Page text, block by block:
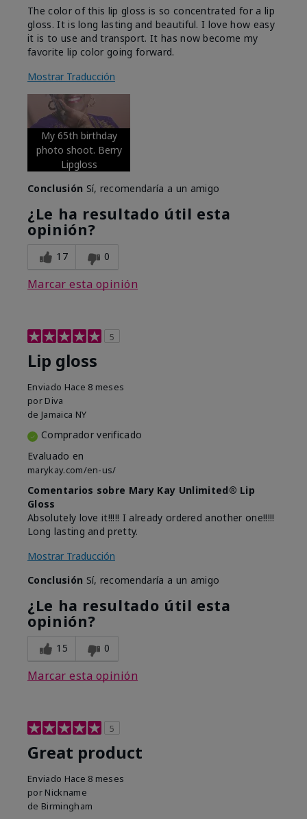
The color of this lip gloss is so concentrated for a lip
gloss. It is long lasting and beautiful. I love how easy
it is to use and transport. It has now become my
favorite lip color going forward.
Mostrar Traducción
My 65th birthday
photo shoot. Berry
Lipgloss
Conclusión Sí, recomendaría a un amigo
¿Le ha resultado útil esta
opinión?
17 0
Marcar esta opinión
5
Lip gloss
Enviado Hace 8 meses
por Diva
de Jamaica NY
Comprador verificado
Evaluado en
marykay.com/en-us/
Comentarios sobre Mary Kay Unlimited® Lip
Gloss
Absolutely love it!!!!! I already ordered another one!!!!!
Long lasting and pretty.
Mostrar Traducción
Conclusión Sí, recomendaría a un amigo
¿Le ha resultado útil esta
opinión?
15 0
Marcar esta opinión
5
Great product
Enviado Hace 8 meses
por Nickname
de Birmingham